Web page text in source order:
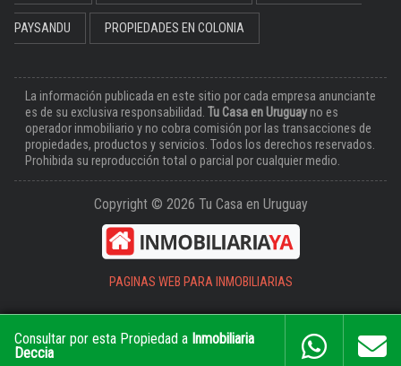
PAYSANDU PROPIEDADES EN COLONIA
La información publicada en este sitio por cada empresa anunciante
es de su exclusiva responsabilidad. Tu Casa en Uruguayno es
operador inmobiliario y no cobra comisión por las transacciones de
propiedades, productos y servicios. Todos los derechos reservados.
Prohibida su reproducción total o parcial por cualquier medio.
Copyright © 2026 Tu Casa en Uruguay
PAGINAS WEB PARA INMOBILIARIAS
Consultar por esta Propiedad a Inmobiliaria
Deccia